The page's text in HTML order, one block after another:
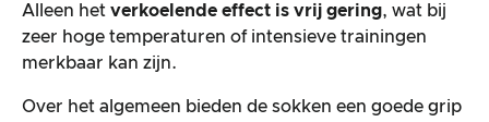
Alleen het verkoelende effect is vrij gering, wat bij
zeer hoge temperaturen of intensieve trainingen
merkbaar kan zijn.
Over het algemeen bieden de sokken een goede grip